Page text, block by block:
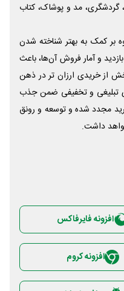
گردشگری، مد و پوشاک، کتاب
بر کمک به بهتر شناخته شدن
و آمار فروش آن‌ها، باعث
از خریدی ارزان تر در ذهن
تبلیغی و تخفیفی ضمن جذب
مجدد شده و توسعه و رونق
داشت.
افزونه فایرفاکس
افزونه کروم